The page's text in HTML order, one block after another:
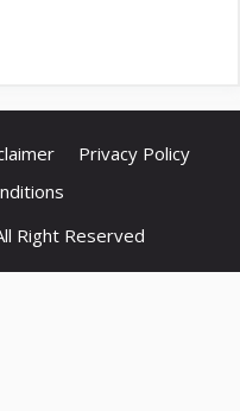
Privacy Policy
Right Reserved